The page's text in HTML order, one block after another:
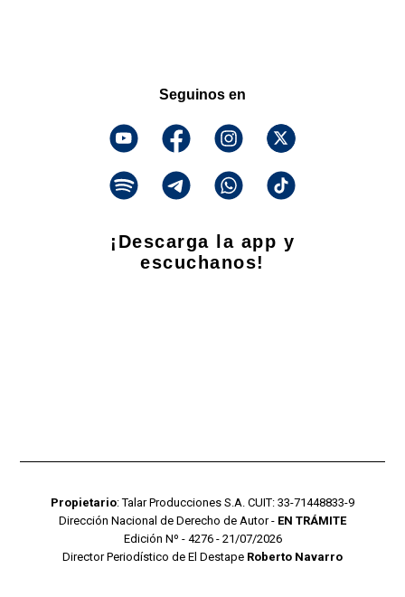
Seguinos en
¡Descarga la app y
escuchanos!
Propietario: Talar Producciones S.A. CUIT: 33-71448833-9
Dirección Nacional de Derecho de Autor - EN TRÁMITE
Edición Nº - 4276 - 21/07/2026
Director Periodístico de El Destape Roberto Navarro